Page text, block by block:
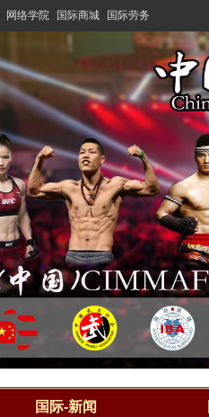
网络学院 国际商城 国际劳务
国际-新闻